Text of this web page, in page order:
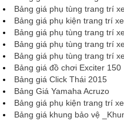
Bảng giá phụ tùng trang trí
Bảng giá phụ kiện trang trí
Bảng giá phụ tùng trang trí
Bảng giá phụ tùng trang trí
Bảng giá phụ tùng trang trí
Bảng giá đồ chơi Exciter 150
Bảng giá Click Thái 2015
Bảng Giá Yamaha Acruzo
Bảng giá phụ kiện trang trí
Bảng giá khung bảo vệ